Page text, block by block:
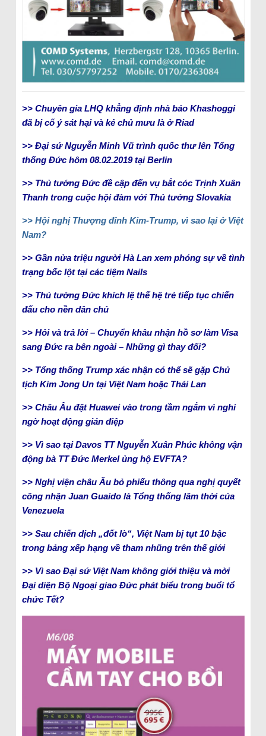
>> Chuyên gia LHQ khẳng định nhà báo Khashoggi
đã bị cố ý sát hại và kẻ chủ mưu là ở Riad
>> Đại sứ Nguyễn Minh Vũ trình quốc thư lên Tổng
thống Đức hôm 08.02.2019 tại Berlin
>> Thủ tướng Đức đề cập đến vụ bắt cóc Trịnh Xuân
Thanh trong cuộc hội đàm với Thủ tướng Slovakia
>> Hội nghị Thượng đỉnh Kim-Trump, vì sao lại ở Việt
Nam?
>> Gần nửa triệu người Hà Lan xem phóng sự về tình
trạng bốc lột tại các tiệm Nails
>> Thủ tướng Đức khích lệ thế hệ trẻ tiếp tục chiến
đấu cho nền dân chủ
>> Hỏi và trả lời – Chuyển khâu nhận hồ sơ làm Visa
sang Đức ra bên ngoài – Những gì thay đổi?
>> Tổng thống Trump xác nhận có thể sẽ gặp Chủ
tịch Kim Jong Un tại Việt Nam hoặc Thái Lan
>> Châu Âu đặt Huawei vào trong tầm ngắm vì nghi
ngờ hoạt động gián điệp
>> Vì sao tại Davos TT Nguyễn Xuân Phúc không vận
động bà TT Đức Merkel ủng hộ EVFTA?
>> Nghị viện châu Âu bỏ phiếu thông qua nghị quyết
công nhận Juan Guaido là Tổng thống lâm thời của
Venezuela
>> Sau chiến dịch „đốt lò“, Việt Nam bị tụt 10 bậc
trong bảng xếp hạng về tham nhũng trên thế giới
>> Vì sao Đại sứ Việt Nam không giới thiệu và mời
Đại diện Bộ Ngoại giao Đức phát biểu trong buổi tổ
chức Tết?